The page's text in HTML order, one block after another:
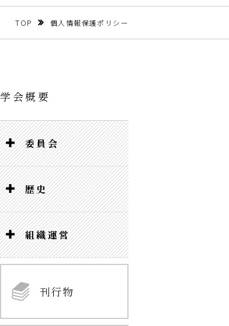
TOP 個人情報保護ポリシー
学会概要
委員会
歴史
組織運営
刊行物